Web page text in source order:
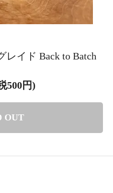
レイド Back to Batch
500円)
OUT